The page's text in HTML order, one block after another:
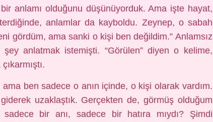
anlamı olduğunu düşünüyorduk. Ama işte hayat,
anlamlar da kayboldu. Zeynep, o sabah
gördüm, ama sanki o kişi ben değildim.” Anlamsız
anlatmak istemişti. “Görülen” diyen o kelime,
ben sadece o anın içinde, o kişi olarak vardım.
uzaklaştık. Gerçekten de, görmüş olduğum
bir anı, sadece bir hatıra mıydı? Şimdi